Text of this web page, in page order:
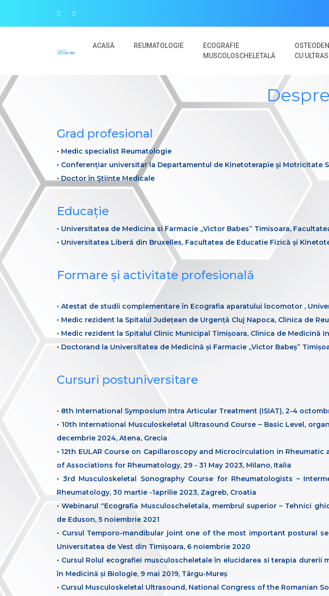
ACASĂ REUMATOLOGIE
ECOGRAFIE
MUSCOLOSCHELETALĂ
CU
Grad profesional
• Medic specialist Reumatologie
• Conferențiar universitar la Departamentul de Kinetoterapie şi Motricitate
• Doctor în Știinte Medicale
Educație
• Universitatea de Medicina si Farmacie „Victor Babes” Timisoara,
• Universitatea Liberă din Bruxelles, Facultatea de Educatie Fizică și
Formare și activitate profesională
• Atestat de studii complementare în Ecografia aparatului locomotor ,
• Medic rezident la Spitalul Județean de Urgență Cluj Napoca, Clinica de
• Medic rezident la Spitalul Clinic Municipal Timișoara, Clinica de Medicină
• Doctorand la Universitatea de Medicină și Farmacie „Victor Babeș”
Cursuri postuniversitare
• 8th International Symposium Intra Articular Treatment (ISIAT), 2-4
• 10th International Musculoskeletal Ultrasound Course – Basic Level,
decembrie 2024, Atena, Grecia
• 12th EULAR Course on Capillaroscopy and Microcirculation in
of Associations for Rheumatology, 29 - 31 May 2023, Milano, Italia
• 3rd Musculoskeletal Sonography Course for Rheumatologists –
Rheumatology, 30 martie -1aprilie 2023, Zagreb, Croatia
• Webinarul “Ecografia Musculoscheletala, membrul superior – Tehnici
de Eduson, 5 noiembrie 2021
• Cursul Temporo-mandibular joint one of the most important postural
Universitatea de Vest din Timișoara, 6 noiembrie 2020
• Cursul Rolul ecografiei musculoscheletale în elucidarea si terapia
în Medicină și Biologie, 9 mai 2019, Târgu-Mureș
• Cursul Musculoskeletal Ultrasound, National Congress of the Romanian